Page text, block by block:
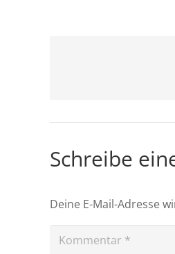
Schreibe
Deine E-Mail-Adresse